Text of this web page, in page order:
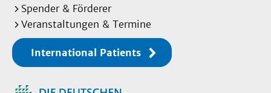
Spender & Förderer
Veranstaltungen & Termine
International Patients